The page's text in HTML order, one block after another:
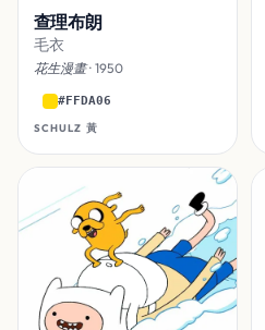
查理布朗
毛衣
花生漫畫· 1950
#FFDA06
SCHULZ 黃